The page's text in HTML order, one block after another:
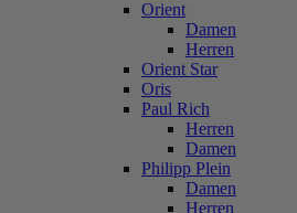
Orient
Damen
Herren
Orient Star
Oris
Paul Rich
Herren
Damen
Philipp Plein
Damen
Herren